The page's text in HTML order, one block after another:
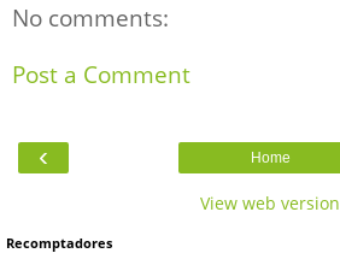
No comments:
Post a Comment
‹ Home
View web version
Recomptadores